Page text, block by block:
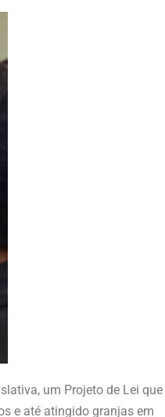
um Projeto de Lei que
e até atingido granjas em